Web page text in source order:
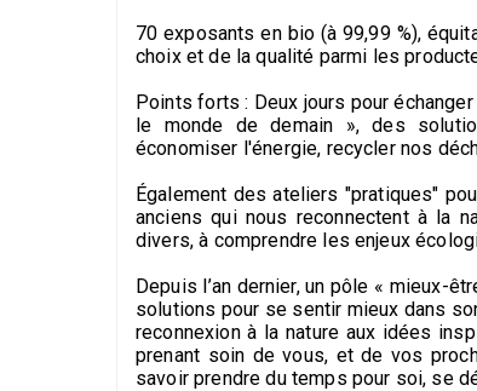
70 exposants en bio (à 99,99 %),
choix et de la qualité parmi les
Points forts : Deux jours pour
le monde de demain », des
économiser l'énergie, recycler nos
Également des ateliers "pratiques"
anciens qui nous reconnectent à la
divers, à comprendre les enjeux
Depuis l’an dernier, un pôle « mieux-
solutions pour se sentir mieux dans
reconnexion à la nature aux idées
prenant soin de vous, et de vos
savoir prendre du temps pour soi, se